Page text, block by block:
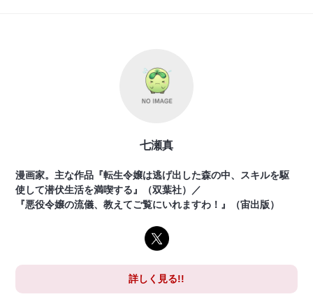
七瀬真
漫画家。主な作品『転生令嬢は逃げ出した森の中、スキルを駆
使して潜伏生活を満喫する』（双葉社）／
『悪役令嬢の流儀、教えてご覧にいれますわ！』（宙出版）
詳しく見る!!